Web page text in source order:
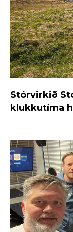
Stórvirkið
klukkutíma